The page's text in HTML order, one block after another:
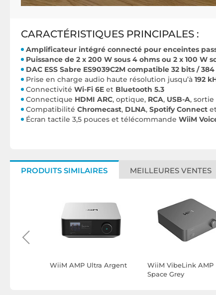
CARACTÉRISTIQUES PRINCIPALES :
Amplificateur intégré connecté pour enceintes
Puissance de 2 x 200 W sous 4 ohms ou 2 x 100 W
DAC ESS Sabre ES9039C2M compatible 32 bits /
Prise en charge audio haute résolution jusqu’à 192
Connectivité Wi-Fi 6E et Bluetooth 5.3
Connectique HDMI ARC, optique, RCA, USB-A,
Compatibilité Chromecast, DLNA, Spotify Connect
Écran tactile 3,5 pouces et télécommande WiiM
PRODUITS SIMILAIRES MEILLEURES VENTES
WiiM AMP Ultra Argent
WiiM VibeLink AMP
Space Grey